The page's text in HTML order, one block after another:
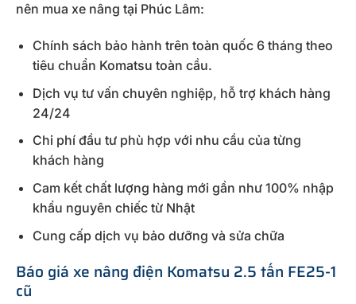
nên mua xe nâng tại Phúc Lâm:
Chính sách bảo hành trên toàn quốc 6 tháng theo
tiêu chuẩn Komatsu toàn cầu.
Dịch vụ tư vấn chuyên nghiệp, hỗ trợ khách hàng
24/24
Chi phí đầu tư phù hợp với nhu cầu của từng
khách hàng
Cam kết chất lượng hàng mới gần như 100% nhập
khẩu nguyên chiếc từ Nhật
Cung cấp dịch vụ bảo dưỡng và sửa chữa
Báo giá xe nâng điện Komatsu 2.5 tấn FE25-1
cũ